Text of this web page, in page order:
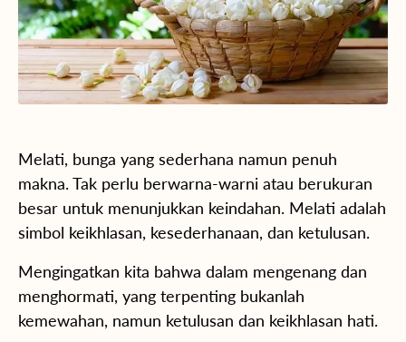
Melati, bunga yang sederhana namun penuh
makna. Tak perlu berwarna-warni atau berukuran
besar untuk menunjukkan keindahan. Melati adalah
simbol keikhlasan, kesederhanaan, dan ketulusan.
Mengingatkan kita bahwa dalam mengenang dan
menghormati, yang terpenting bukanlah
kemewahan, namun ketulusan dan keikhlasan hati.